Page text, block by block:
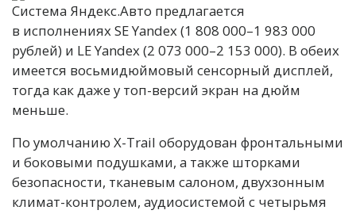
Система Яндекс.Авто предлагается
в исполнениях SE Yandex (1 808 000–1 983 000
рублей) и LE Yandex (2 073 000–2 153 000). В обеих
имеется восьмидюймовый сенсорный дисплей,
тогда как даже у топ-версий экран на дюйм
меньше.
По умолчанию X-Trail оборудован фронтальными
и боковыми подушками, а также шторками
безопасности, тканевым салоном, двухзонным
климат-контролем, аудиосистемой с четырьмя